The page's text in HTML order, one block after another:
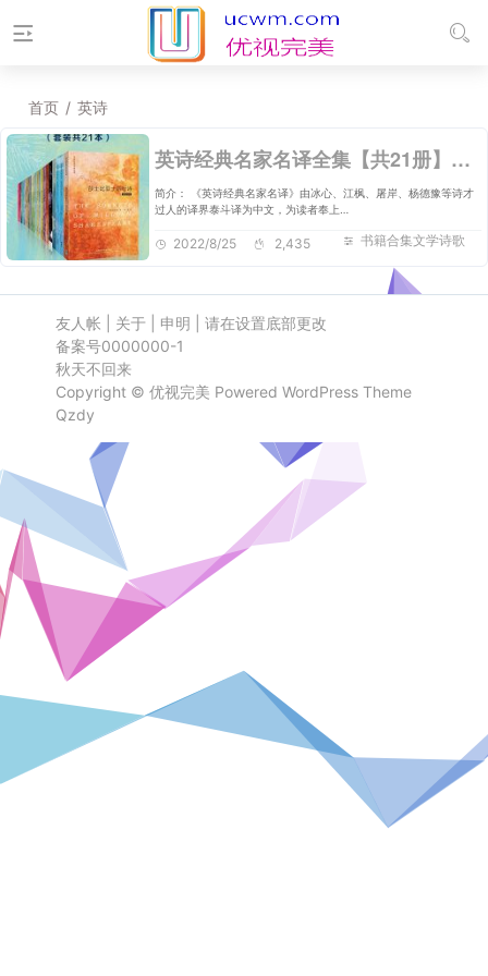
首页 / 英诗
英诗经典名家名译全集【共21册】【epub格式】【12.2MB】【编号：097053】
简介： 《英诗经典名家名译》由冰心、江枫、屠岸、杨德豫等诗才
过人的译界泰斗译为中文，为读者奉上…
书籍合集文学诗歌
2022/8/25 2,435
友人帐 关于| 申明
请在设置底部更改
备案号0000000-1
秋天不回来
Copyright © 优视完美 Powered WordPressTheme
Qzdy